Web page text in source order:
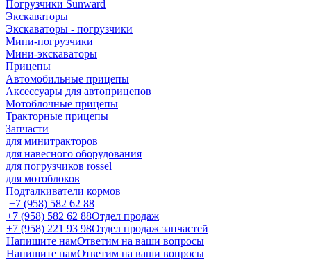
Погрузчики Sunward
Экскаваторы
Экскаваторы - погрузчики
Мини-погрузчики
Мини-экскаваторы
Прицепы
Автомобильные прицепы
Аксессуары для автоприцепов
Мотоблочные прицепы
Тракторные прицепы
Запчасти
для минитракторов
для навесного оборудования
для погрузчиков rossel
для мотоблоков
Подталкиватели кормов
+7 (958) 582 62 88
+7 (958) 582 62 88Отдел продаж
+7 (958) 221 93 98Отдел продаж запчастей
Напишите намОтветим на ваши вопросы
Напишите намОтветим на ваши вопросы